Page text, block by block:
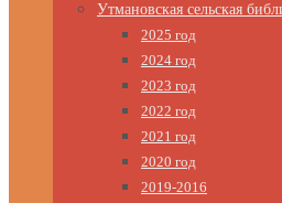
Утмановская сельская
2025 год
2024 год
2023 год
2022 год
2021 год
2020 год
2019-2016